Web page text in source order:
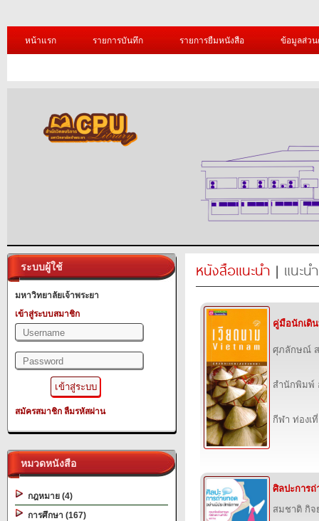
หน้าแรก รายการบันทึก รายการยืมหนังสือ ข้อมูลส่ว
ระบบผู้ใช้
มหาวิทยาลัยเจ้าพระยา
เข้าสู่ระบบสมาชิก
สมัครสมาชิก ลืมรหัสผ่าน
หมวดหนังสือ
กฎหมาย (4)
การศึกษา (167)
หนังสือแนะนำ | แนะน
คู่มือนักเดิ
ศุภลักษณ์
สำนักพิมพ์
กีฬา ท่องเ
ศิลปะการ
สมชาติ กิจ